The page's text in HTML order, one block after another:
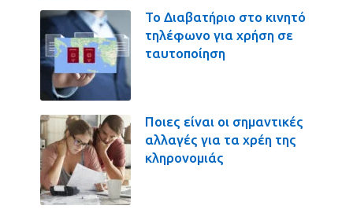
Το Διαβατήριο στο κινητό
τηλέφωνο για χρήση σε
ταυτοποίηση
Ποιες είναι οι σημαντικές
αλλαγές για τα χρέη της
κληρονομιάς